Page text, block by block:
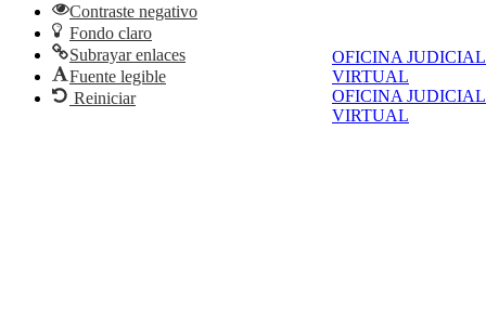
OFICINA JUDICIAL
VIRTUAL
OFICINA JUDICIAL
VIRTUAL
Contraste negativo
Fondo claro
Subrayar enlaces
Fuente legible
Reiniciar